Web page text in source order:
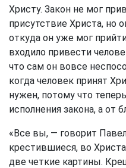
Христу. Закон не мог
присутствие Христа, но
откуда он уже мог
входило привести
что сам он вовсе
когда человек принят
нужен, потому что
исполнения закона, а от
«Все вы, — говорит
крестившиеся, во
две четкие картины.